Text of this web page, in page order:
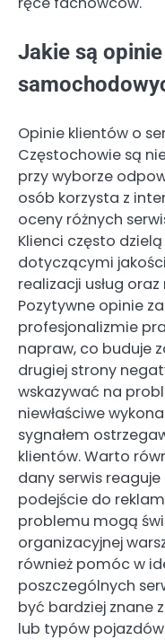
Jakie są
Opinie klientów o
Częstochowie są
przy wyborze
osób korzysta z
oceny różnych
Klienci często
dotyczącymi
realizacji usług
Pozytywne opinie
profesjonalizmie
napraw, co buduje
drugiej strony
wskazywać na
niewłaściwe
sygnałem
klientów. Warto
dany serwis
podejście do
problemu mogą
organizacyjnej
również pomóc w
poszczególnych
być bardziej znane
lub typów